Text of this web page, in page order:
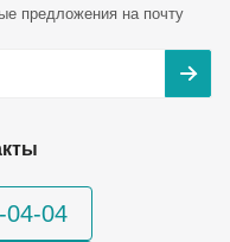
предложения на почту
04-04